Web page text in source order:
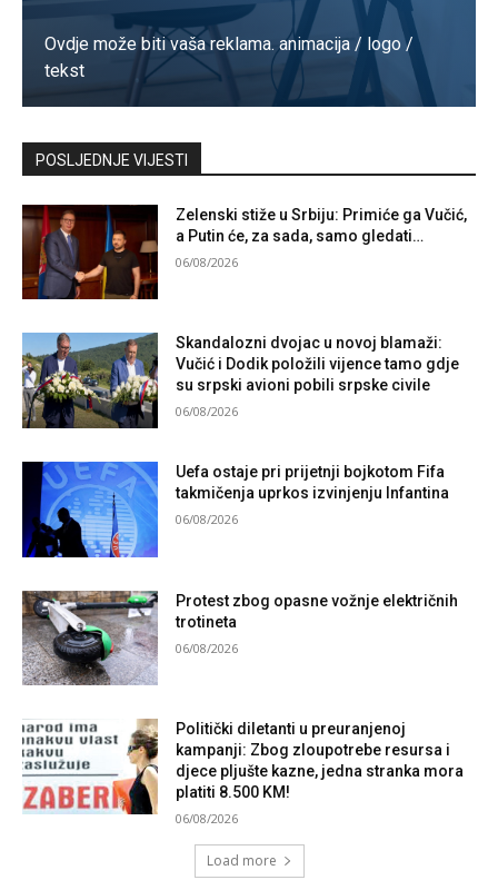
Ovdje može biti vaša reklama. animacija / logo /
tekst
Kontaktirajte nas
POSLJEDNJE VIJESTI
Zelenski stiže u Srbiju: Primiće ga Vučić,
a Putin će, za sada, samo gledati…
06/08/2026
Skandalozni dvojac u novoj blamaži:
Vučić i Dodik položili vijence tamo gdje
su srpski avioni pobili srpske civile
06/08/2026
Uefa ostaje pri prijetnji bojkotom Fifa
takmičenja uprkos izvinjenju Infantina
06/08/2026
Protest zbog opasne vožnje električnih
trotineta
06/08/2026
Politički diletanti u preuranjenoj
kampanji: Zbog zloupotrebe resursa i
djece pljušte kazne, jedna stranka mora
platiti 8.500 KM!
06/08/2026
Load more